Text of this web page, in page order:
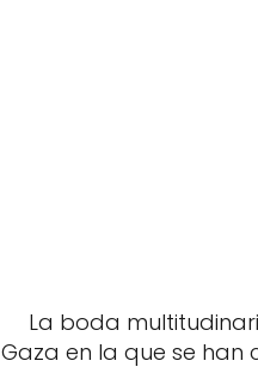
La boda
Gaza en la que se han